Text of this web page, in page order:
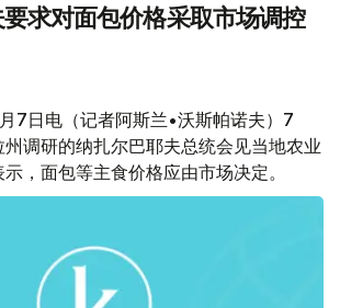
求对面包价格采取市场调控
7日电（记者阿斯兰•沃斯帕诺夫）7
调研的纳扎尔巴耶夫总统会见当地农业
，面包等主食价格应由市场决定。